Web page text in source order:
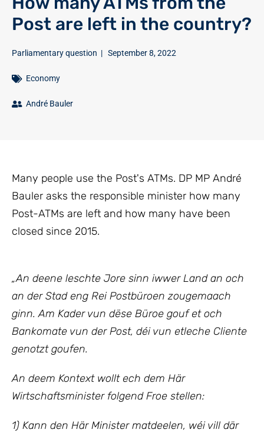
Post are left in the country?
Parliamentary question | September 8, 2022
Economy
André Bauler
Many people use the Post's ATMs. DP MP André
Bauler asks the responsible minister how many
Post-ATMs are left and how many have been
closed since 2015.
„An deene leschte Jore sinn iwwer Land an och
an der Stad eng Rei Postbüroen zougemaach
ginn. Am Kader vun dëse Büroe gouf et och
Bankomate vun der Post, déi vun etleche Cliente
genotzt goufen.
An deem Kontext wollt ech dem Här
Wirtschaftsministerfolgend Froe stellen:
1) Kann den Här Minister matdeelen, wéi vill där